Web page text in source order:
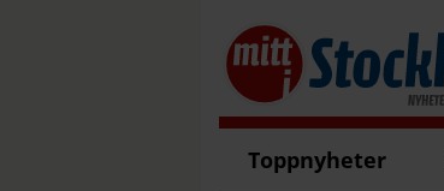
Toppnyheter